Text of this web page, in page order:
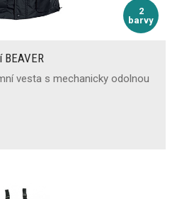
2
barvy
vesta s mechanicky odolnou